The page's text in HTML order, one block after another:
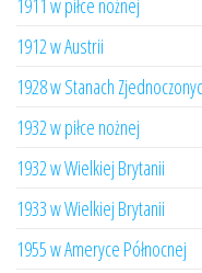
1911 w piłce nożnej
1912 w Austrii
1928 w Stanach
1932 w piłce nożnej
1932 w Wielkiej Brytanii
1933 w Wielkiej Brytanii
1955 w Ameryce Północnej